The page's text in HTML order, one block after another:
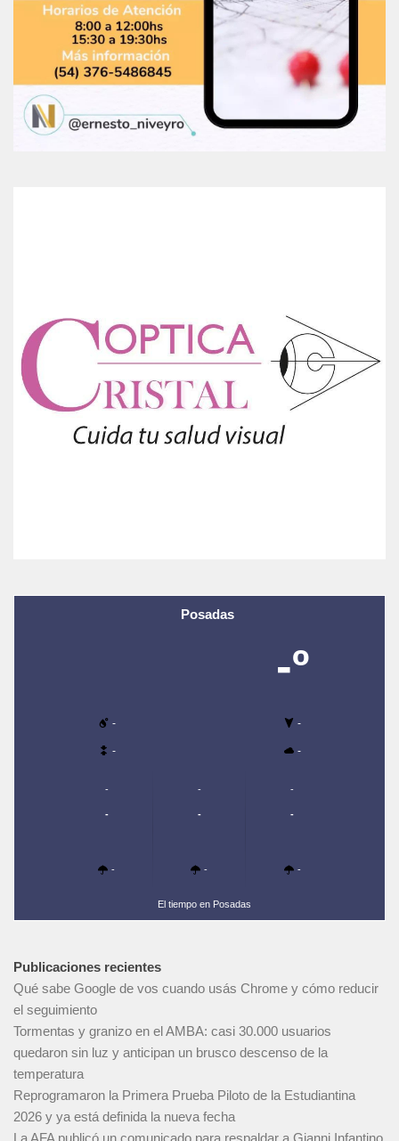
Posadas
-º
- -
- -
-
-
-
-
-
-
-
-
-
El tiempo en Posadas
Publicaciones recientes
Qué sabe Google de vos cuando usás Chrome y cómo reducir
el seguimiento
Tormentas y granizo en el AMBA: casi 30.000 usuarios
quedaron sin luz y anticipan un brusco descenso de la
temperatura
Reprogramaron la Primera Prueba Piloto de la Estudiantina
2026 y ya está definida la nueva fecha
La AFA publicó un comunicado para respaldar a Gianni Infantino